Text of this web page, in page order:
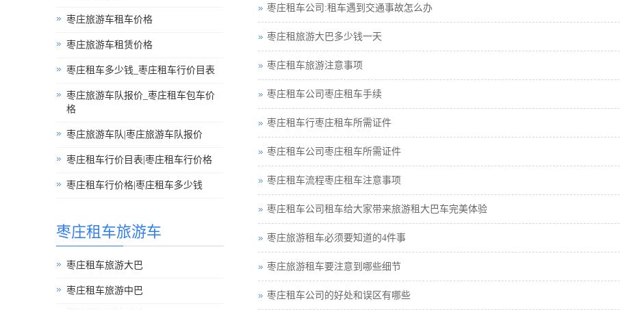
枣庄旅游车租车价格
枣庄旅游车租赁价格
枣庄租车多少钱_枣庄租车行价目表
枣庄旅游车队报价_枣庄租车包车价
格
枣庄旅游车队|枣庄旅游车队报价
枣庄租车行价目表|枣庄租车行价格
枣庄租车行价格|枣庄租车多少钱
枣庄租车旅游车
枣庄租车旅游大巴
枣庄租车旅游中巴
枣庄租车公司:租车遇到交通事故怎么办
枣庄租旅游大巴多少钱一天
枣庄租车旅游注意事项
枣庄租车公司枣庄租车手续
枣庄租车行枣庄租车所需证件
枣庄租车公司枣庄租车所需证件
枣庄租车流程枣庄租车注意事项
枣庄租车公司租车给大家带来旅游租大巴车完美体验
枣庄旅游租车必须要知道的4件事
枣庄旅游租车要注意到哪些细节
枣庄租车公司的好处和误区有哪些